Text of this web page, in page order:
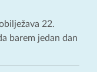
22.
barem jedan dan